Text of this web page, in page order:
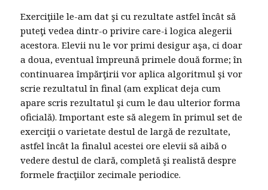
Exerciţiile le-am dat şi cu rezultate astfel încât să
puteţi vedea dintr-o privire care-i logica alegerii
acestora. Elevii nu le vor primi desigur aşa, ci doar
a doua, eventual împreună primele două forme; în
continuarea împărţirii vor aplica algoritmul şi vor
scrie rezultatul în final (am explicat deja cum
apare scris rezultatul şi cum le dau ulterior forma
oficială). Important este să alegem în primul set de
exerciţii o varietate destul de largă de rezultate,
astfel încât la finalul acestei ore elevii să aibă o
vedere destul de clară, completă şi realistă despre
formele fracţiilor zecimale periodice.